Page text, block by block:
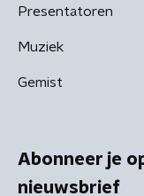
Presentatoren
Muziek
Gemist
Abonneer je
nieuwsbrief